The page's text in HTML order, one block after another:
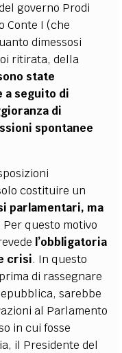
governo Prodi
Conte I (che
dimessosi
ritirata, della
state
seguito di
di
spontanee
costituire un
parlamentari, ma
Per questo motivo
l’obbligatoria
crisi. In questo
di rassegnare
sarebbe
al Parlamento
in cui fosse
il Presidente del